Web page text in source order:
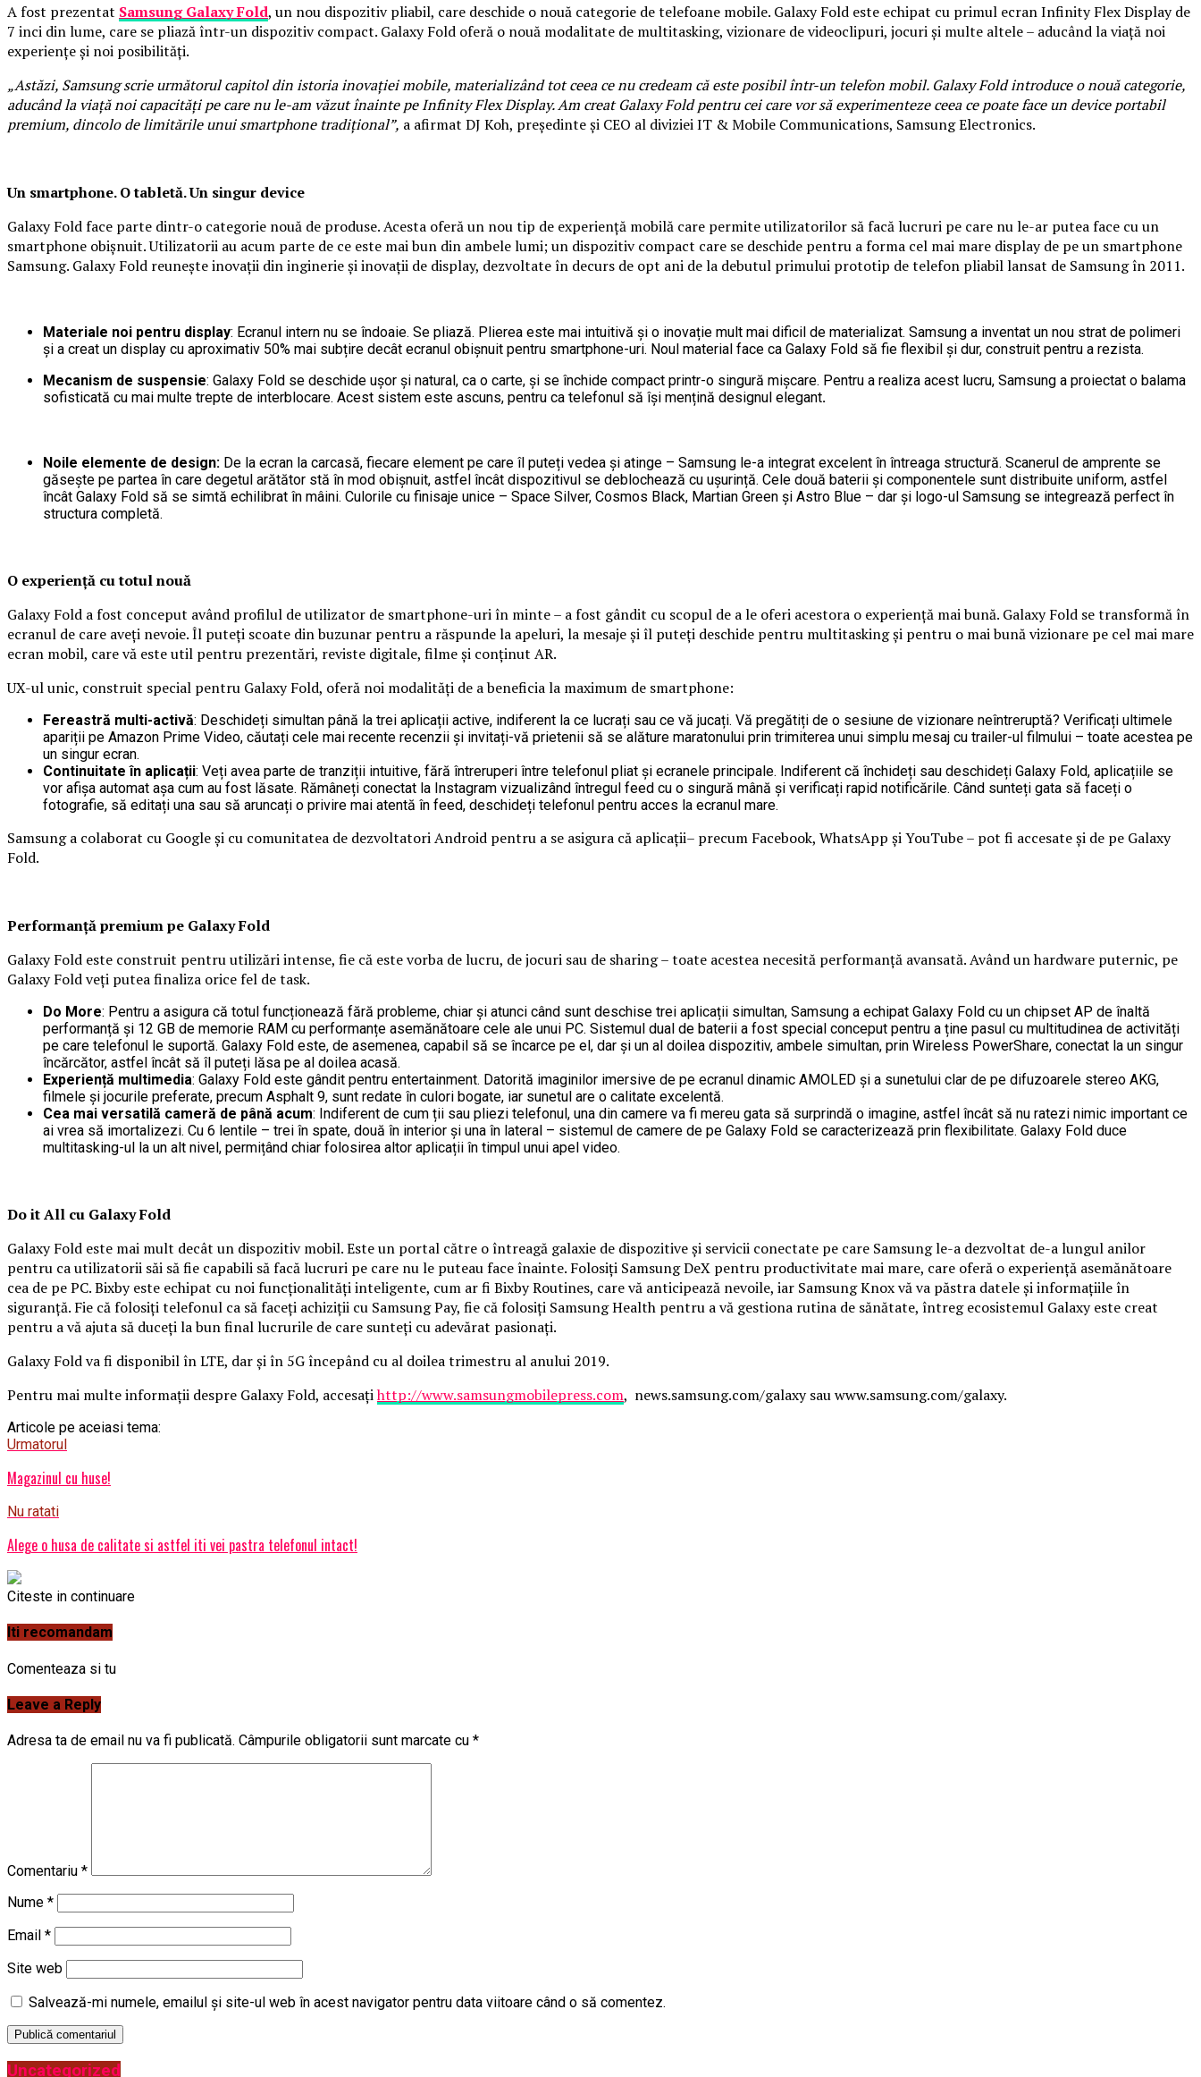
A fost prezentat Samsung Galaxy Fold, un nou dispozitiv pliabil, care deschide o nouă categorie de telefoane mobile. Galaxy Fold este echipat cu primul ecran Infinity Flex Display de
7 inci din lume, care se pliază într-un dispozitiv compact. Galaxy Fold oferă o nouă modalitate de multitasking, vizionare de videoclipuri, jocuri și multe altele – aducând la viață noi
experiențe și noi posibilități.
„Astăzi, Samsung scrie următorul capitol din istoria inovației mobile, materializând tot ceea ce nu credeam că este posibil într-un telefon mobil. Galaxy Fold introduce o nouă categorie,
aducând la viață noi capacități pe care nu le-am văzut înainte pe Infinity Flex Display. Am creat Galaxy Fold pentru cei care vor să experimenteze ceea ce poate face un device portabil
premium, dincolo de limitările unui smartphone tradițional”, a afirmat DJ Koh, președinte și CEO al diviziei IT & Mobile Communications, Samsung Electronics.
Un smartphone. O tabletă. Un singur device
Galaxy Fold face parte dintr-o categorie nouă de produse. Acesta oferă un nou tip de experiență mobilă care permite utilizatorilor să facă lucruri pe care nu le-ar putea face cu un
smartphone obișnuit. Utilizatorii au acum parte de ce este mai bun din ambele lumi; un dispozitiv compact care se deschide pentru a forma cel mai mare display de pe un smartphone
Samsung. Galaxy Fold reunește inovații din inginerie și inovații de display, dezvoltate în decurs de opt ani de la debutul primului prototip de telefon pliabil lansat de Samsung în 2011.
Materiale noi pentru display: Ecranul intern nu se îndoaie. Se pliază. Plierea este mai intuitivă și o inovație mult mai dificil de materializat. Samsung a inventat un nou strat de polimeri
și a creat un display cu aproximativ 50% mai subțire decât ecranul obișnuit pentru smartphone-uri. Noul material face ca Galaxy Fold să fie flexibil și dur, construit pentru a rezista.
Mecanism de suspensie: Galaxy Fold se deschide ușor și natural, ca o carte, și se închide compact printr-o singură mișcare. Pentru a realiza acest lucru, Samsung a proiectat o balama
sofisticată cu mai multe trepte de interblocare. Acest sistem este ascuns, pentru ca telefonul să își mențină designul elegant.
Noile elemente de design: De la ecran la carcasă, fiecare element pe care îl puteți vedea și atinge – Samsung le-a integrat excelent în întreaga structură. Scanerul de amprente se
găsește pe partea în care degetul arătător stă în mod obișnuit, astfel încât dispozitivul se deblochează cu ușurință. Cele două baterii și componentele sunt distribuite uniform, astfel
încât Galaxy Fold să se simtă echilibrat în mâini. Culorile cu finisaje unice – Space Silver, Cosmos Black, Martian Green și Astro Blue – dar și logo-ul Samsung se integrează perfect în
structura completă.
O experiență cu totul nouă
Galaxy Fold a fost conceput având profilul de utilizator de smartphone-uri în minte – a fost gândit cu scopul de a le oferi acestora o experiență mai bună. Galaxy Fold se transformă în
ecranul de care aveți nevoie. Îl puteți scoate din buzunar pentru a răspunde la apeluri, la mesaje și îl puteți deschide pentru multitasking și pentru o mai bună vizionare pe cel mai mare
ecran mobil, care vă este util pentru prezentări, reviste digitale, filme și conținut AR.
UX-ul unic, construit special pentru Galaxy Fold, oferă noi modalități de a beneficia la maximum de smartphone:
Fereastră multi-activă: Deschideți simultan până la trei aplicații active, indiferent la ce lucrați sau ce vă jucați. Vă pregătiți de o sesiune de vizionare neîntreruptă? Verificați ultimele
apariții pe Amazon Prime Video, căutați cele mai recente recenzii și invitați-vă prietenii să se alăture maratonului prin trimiterea unui simplu mesaj cu trailer-ul filmului – toate acestea pe
un singur ecran.
Continuitate în aplicații: Veți avea parte de tranziții intuitive, fără întreruperi între telefonul pliat și ecranele principale. Indiferent că închideți sau deschideți Galaxy Fold, aplicațiile se
vor afișa automat așa cum au fost lăsate. Rămâneți conectat la Instagram vizualizând întregul feed cu o singură mână și verificați rapid notificările. Când sunteți gata să faceți o
fotografie, să editați una sau să aruncați o privire mai atentă în feed, deschideți telefonul pentru acces la ecranul mare.
Samsung a colaborat cu Google și cu comunitatea de dezvoltatori Android pentru a se asigura că aplicații– precum Facebook, WhatsApp și YouTube – pot fi accesate și de pe Galaxy
Fold.
Performanță premium pe Galaxy Fold
Galaxy Fold este construit pentru utilizări intense, fie că este vorba de lucru, de jocuri sau de sharing – toate acestea necesită performanță avansată. Având un hardware puternic, pe
Galaxy Fold veți putea finaliza orice fel de task.
Do More: Pentru a asigura că totul funcționează fără probleme, chiar și atunci când sunt deschise trei aplicații simultan, Samsung a echipat Galaxy Fold cu un chipset AP de înaltă
performanță și 12 GB de memorie RAM cu performanțe asemănătoare cele ale unui PC. Sistemul dual de baterii a fost special conceput pentru a ține pasul cu multitudinea de activități
pe care telefonul le suportă. Galaxy Fold este, de asemenea, capabil să se încarce pe el, dar și un al doilea dispozitiv, ambele simultan, prin Wireless PowerShare, conectat la un singur
încărcător, astfel încât să îl puteți lăsa pe al doilea acasă.
Experiență multimedia: Galaxy Fold este gândit pentru entertainment. Datorită imaginilor imersive de pe ecranul dinamic AMOLED și a sunetului clar de pe difuzoarele stereo AKG,
filmele și jocurile preferate, precum Asphalt 9, sunt redate în culori bogate, iar sunetul are o calitate excelentă.
Cea mai versatilă cameră de până acum: Indiferent de cum ții sau pliezi telefonul, una din camere va fi mereu gata să surprindă o imagine, astfel încât să nu ratezi nimic important ce
ai vrea să imortalizezi. Cu 6 lentile – trei în spate, două în interior și una în lateral – sistemul de camere de pe Galaxy Fold se caracterizează prin flexibilitate. Galaxy Fold duce
multitasking-ul la un alt nivel, permițând chiar folosirea altor aplicații în timpul unui apel video.
Do it All cu Galaxy Fold
Galaxy Fold este mai mult decât un dispozitiv mobil. Este un portal către o întreagă galaxie de dispozitive și servicii conectate pe care Samsung le-a dezvoltat de-a lungul anilor
pentru ca utilizatorii săi să fie capabili să facă lucruri pe care nu le puteau face înainte. Folosiți Samsung DeX pentru productivitate mai mare, care oferă o experiență asemănătoare
cea de pe PC. Bixby este echipat cu noi funcționalități inteligente, cum ar fi Bixby Routines, care vă anticipează nevoile, iar Samsung Knox vă va păstra datele și informațiile în
siguranță. Fie că folosiți telefonul ca să faceți achiziții cu Samsung Pay, fie că folosiți Samsung Health pentru a vă gestiona rutina de sănătate, întreg ecosistemul Galaxy este creat
pentru a vă ajuta să duceți la bun final lucrurile de care sunteți cu adevărat pasionați.
Galaxy Fold va fi disponibil în LTE, dar și în 5G începând cu al doilea trimestru al anului 2019.
Pentru mai multe informații despre Galaxy Fold, accesațihttp://www.samsungmobilepress.com, news.samsung.com/galaxy sau www.samsung.com/galaxy.
Articole pe aceiasi tema:
Urmatorul
Magazinul cu huse!
Nu ratati
Alege o husa de calitate si astfel iti vei pastra telefonul intact!
Citeste in continuare
Iti recomandam
Comenteaza si tu
Leave a Reply
Adresa ta de email nu va fi publicată. Câmpurile obligatorii sunt marcate cu *
Comentariu *
Nume *
Email *
Site web
Salvează-mi numele, emailul și site-ul web în acest navigator pentru data viitoare când o să comentez.
Uncategorized